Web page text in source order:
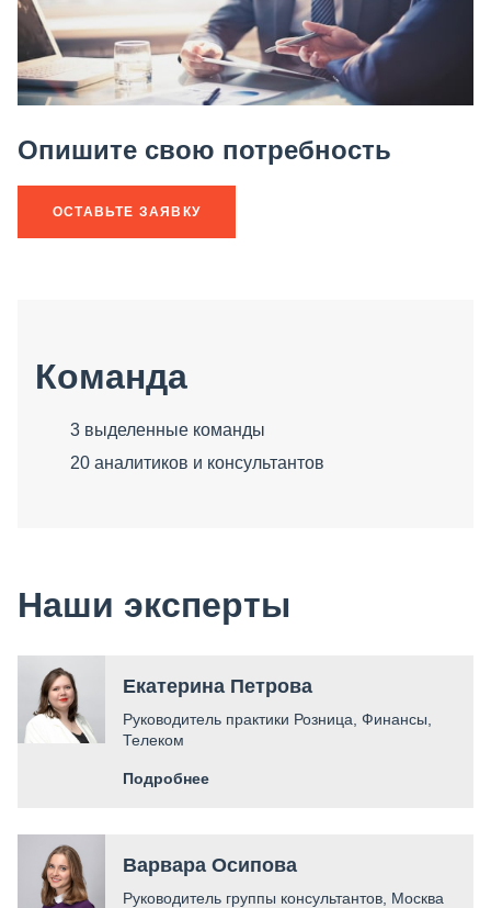
Опишите свою потребность
ОСТАВЬТЕ ЗАЯВКУ
Команда
3 выделенные команды
20 аналитиков и консультантов
Наши эксперты
Екатерина Петрова​
Руководитель практики Розница, Финансы​,
Телеком
Подробнее
Варвара Осипова​
Руководитель группы консультантов, Москва